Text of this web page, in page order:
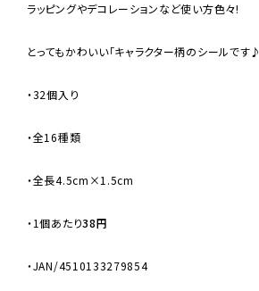
ラッピングやデコレーションなど使い方色々!
とってもかわいい「キャラクター柄のシールです♪
・32個入り
・全16種類
・全長4.5cm×1.5cm
・1個あたり38円
・JAN/4510133279854